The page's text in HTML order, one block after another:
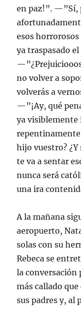
en paz!”. —”Sí,
esos
ya traspasado
no volver a
volverás a
—”¡Ay, qué
ya
hijo vuestro? ¿Y
te va a sentar
nunca será
una ira
A la mañana
aeropuerto,
solas con su
Rebeca se
la conversación
más callado
sus padres y, al